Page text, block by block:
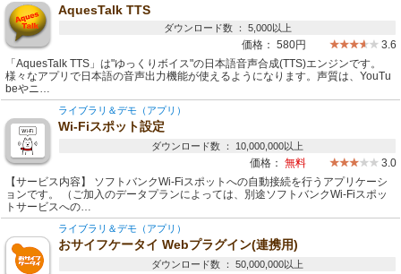
AquesTalk TTS
ダウンロード数 ： 5,000以上
価格： 580円
3.6
「AquesTalk TTS」は"ゆっくりボイス"の日本語音声合成(TTS)エンジンです。
様々なアプリで日本語の音声出力機能が使えるようになります。声質は、YouTu
beやニ…
ライブラリ＆デモ（アプリ）
Wi-Fiスポット設定
ダウンロード数 ： 10,000,000以上
価格： 無料
3.0
【サービス内容】 ソフトバンクWi-Fiスポットへの自動接続を行うアプリケーシ
ョンです。 （ご加入のデータプランによっては、別途ソフトバンクWi-Fiスポッ
トサービスへの…
ライブラリ＆デモ（アプリ）
おサイフケータイ Webプラグイン(連携用)
ダウンロード数 ： 50,000,000以上